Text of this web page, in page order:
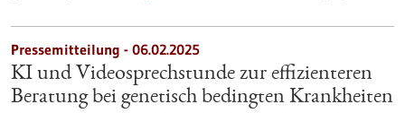
Pressemitteilung - 06.02.2025
KI und Videosprechstunde zur effizienteren
Beratung bei genetisch bedingten Krankheiten